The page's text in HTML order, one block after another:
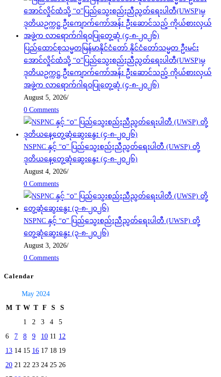
ပြည်ထောင်စုသမ္မတမြန်မာနိုင်ငံတော် နိုင်ငံတော်သမ္မတ ဦးမင်း
အောင်လှိုင်ထံသို့ “ဝ”ပြည်သွေးစည်းညီညွတ်ရေးပါတီ(UWSP)မှ
ဒုတိယဥက္ကဋ္ဌ ဦးကျောက်ကော်အန်း ဦးဆောင်သည့် ကိုယ်စားလှယ်
အဖွဲ့က လာရောက်ဂါရဝပြုတွေ့ဆုံ (၄-၈-၂၀၂၆)
August 5, 2026/
0 Comments
NSPNC နှင့် “ဝ” ပြည်သွေးစည်းညီညွတ်ရေးပါတီ (UWSP) တို့
ဒုတိယနေ့တွေ့ဆုံဆွေးနွေး (၄-၈-၂၀၂၆)
August 4, 2026/
0 Comments
NSPNC နှင့် “ဝ” ပြည်သွေးစည်းညီညွတ်ရေးပါတီ (UWSP) တို့
တွေ့ဆုံဆွေးနွေး (၃-၈-၂၀၂၆)
August 3, 2026/
0 Comments
Calendar
May 2024
M T W T F S
S
1
2 3 4
5
6
7 8 9 10 11 12
13 14 15 16 17 18 19
20 21 22 23 24 25 26